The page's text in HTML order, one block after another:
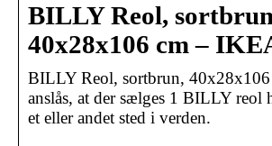
BILLY Reol,
40x28x106 cm –
BILLY Reol, sortbrun,
anslås, at der sælges 1 BILLY reol
et eller andet sted i verden.